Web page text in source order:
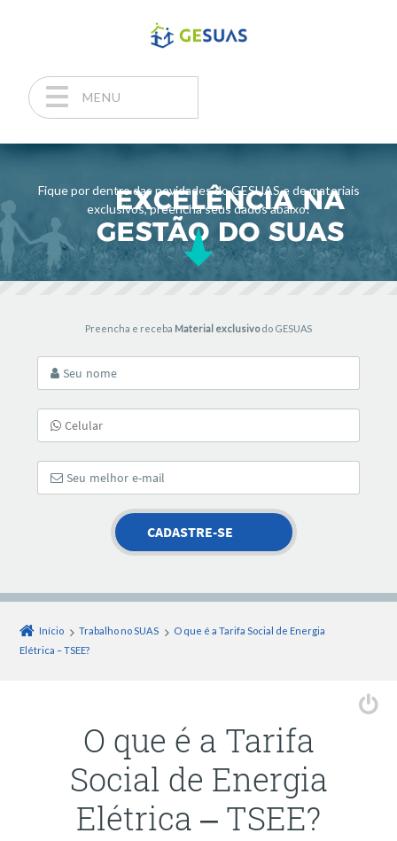
MENU
Fique por dentro das novidades do GESUAS e de materiais
exclusivos, preencha seus dados abaixo!
Preencha e receba Material exclusivodo GESUAS
Início Trabalho no SUAS
O que é a Tarifa Social de Energia
Elétrica – TSEE?
O que é a Tarifa
Social de Energia
Elétrica – TSEE?